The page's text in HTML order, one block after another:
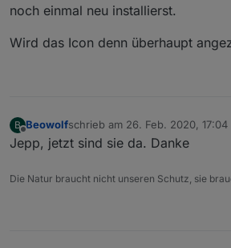
noch einmal neu installierst.
Wird das Icon denn überhaupt
B
Offline
Beowolfschrieb am 26. Feb. 2020, 17:04
zuletzt editiert von
Jepp, jetzt sind sie da. Danke
Die Natur braucht nicht unseren Schutz, sie